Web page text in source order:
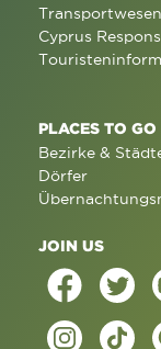
Transportwesen
Cyprus
PLACES TO GO
Bezirke &
Dörfer
JOIN US